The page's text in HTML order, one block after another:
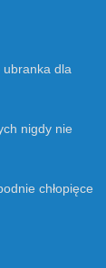
dla
nigdy nie
chłopięce